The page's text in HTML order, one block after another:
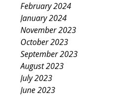
February 2024
January 2024
November 2023
October 2023
September 2023
August 2023
July 2023
June 2023